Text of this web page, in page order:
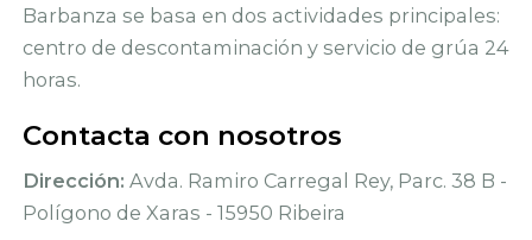
Barbanza se basa en dos actividades principales:
centro de descontaminación y servicio de grúa 24
horas.
Contacta con nosotros
Dirección: Avda. Ramiro Carregal Rey, Parc. 38 B -
Polígono de Xaras - 15950 Ribeira